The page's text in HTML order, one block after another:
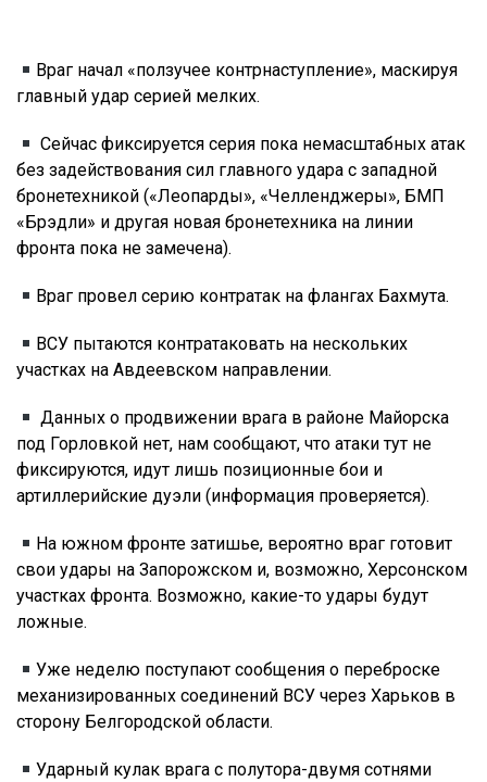
Враг начал «ползучее контрнаступление», маскируя
главный удар серией мелких.
Сейчас фиксируется серия пока немасштабных атак
без задействования сил главного удара с западной
бронетехникой («Леопарды», «Челленджеры», БМП
«Брэдли» и другая новая бронетехника на линии
фронта пока не замечена).
Враг провел серию контратак на флангах Бахмута.
ВСУ пытаются контратаковать на нескольких
участках на Авдеевском направлении.
Данных о продвижении врага в районе Майорска
под Горловкой нет, нам сообщают, что атаки тут не
фиксируются, идут лишь позиционные бои и
артиллерийские дуэли (информация проверяется).
На южном фронте затишье, вероятно враг готовит
свои удары на Запорожском и, возможно, Херсонском
участках фронта. Возможно, какие-то удары будут
ложные.
Уже неделю поступают сообщения о переброске
механизированных соединений ВСУ через Харьков в
сторону Белгородской области.
Ударный кулак врага с полутора-двумя сотнями